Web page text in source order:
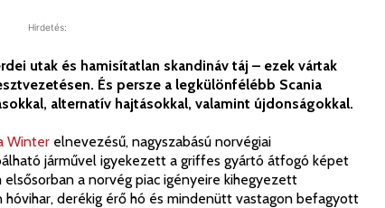
Hirdetés:
utak és hamisítatlan skandináv táj – ezek vártak
És persze a legkülönfélébb Scania
alternatív hajtásokkal, valamint újdonságokkal.
Winter elnevezésű, nagyszabású norvégiai
járművel igyekezett a griffes gyártó átfogó képet
a norvég piac igényeire kihegyezett
derékig érő hó és mindenütt vastagon befagyott